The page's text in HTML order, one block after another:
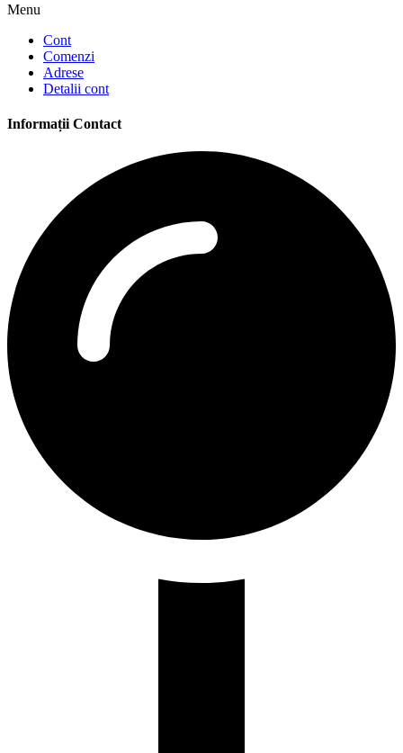
Menu
Cont
Comenzi
Adrese
Detalii cont
Informații Contact